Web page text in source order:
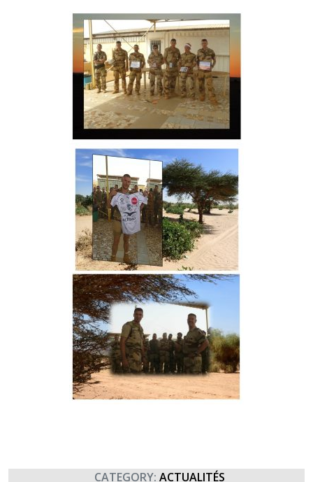
CATEGORY: ACTUALITÉS